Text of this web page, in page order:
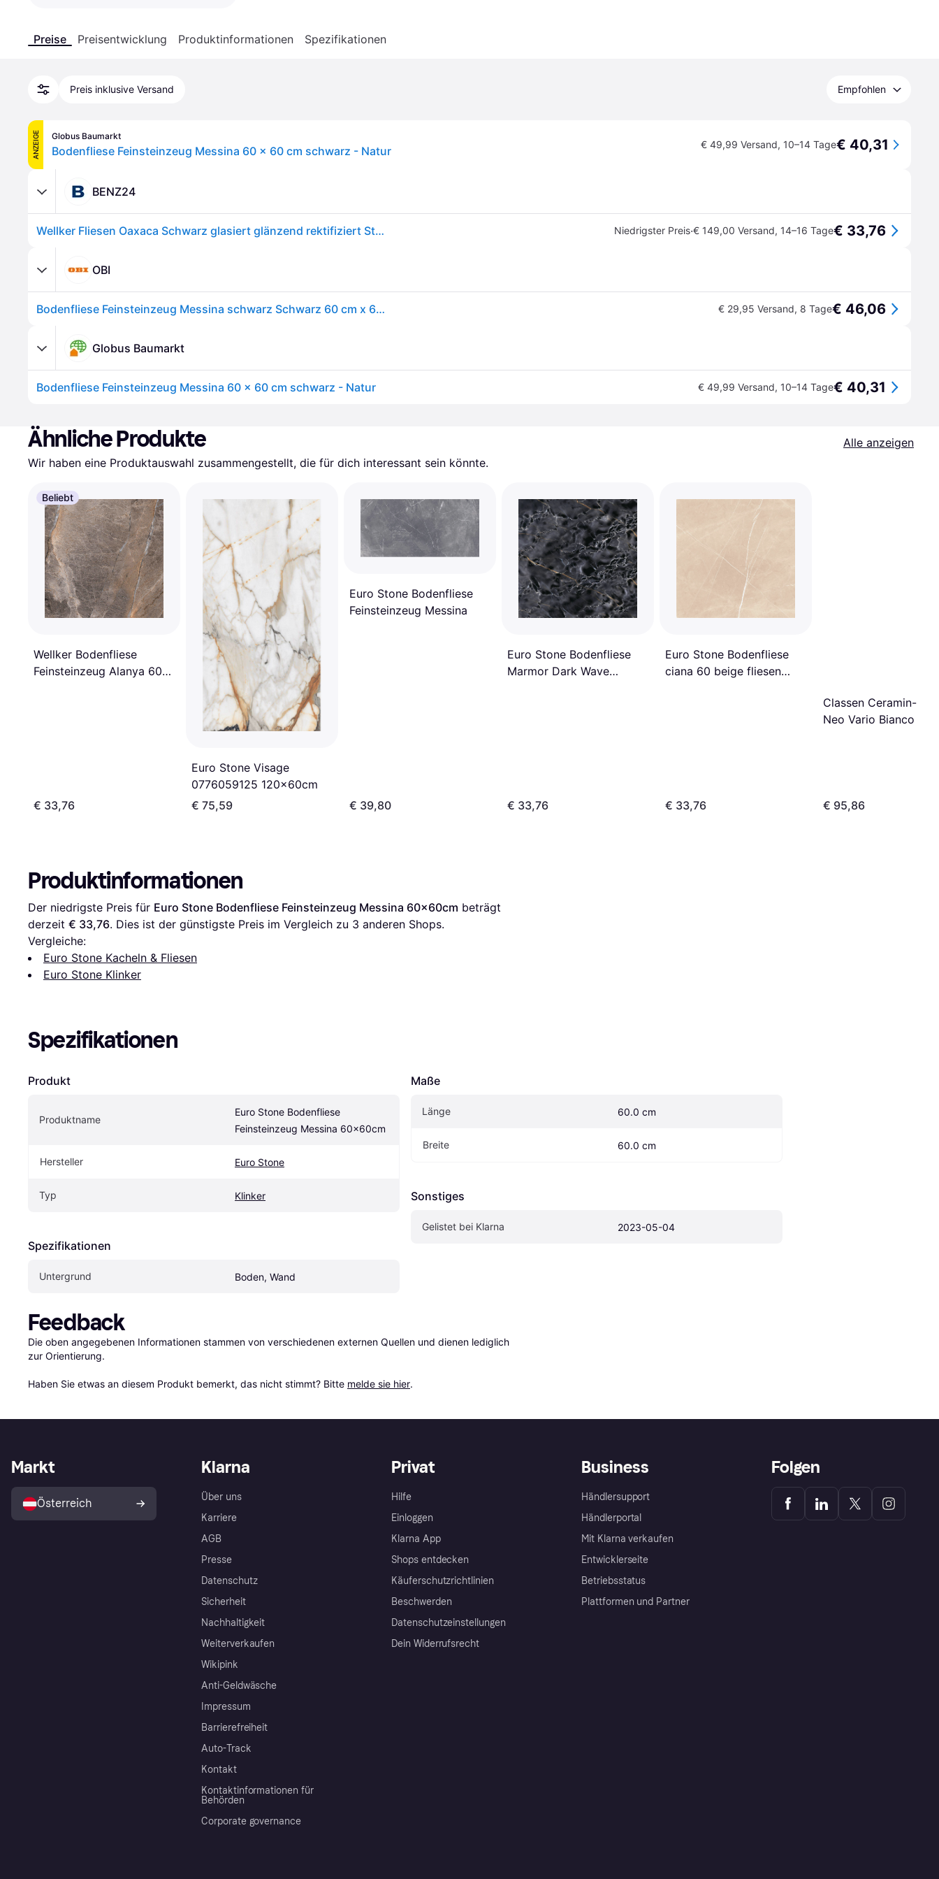
Preise Preisentwicklung Produktinformationen Spezifikationen
Preis inklusive Versand Empfohlen
ANZEIGE Globus Baumarkt
Bodenfliese Feinsteinzeug Messina 60 x 60 cm schwarz - Natur € 49,99 Versand, 10–14 Tage€ 40,31
BENZ24
Wellker Fliesen Oaxaca Schwarz glasiert glänzend rektifiziert Stärke 9 mm, 60x60 cm, 1 Pack - schwarz Niedrigster Preis·€ 149,00 Versand, 14–16 Tage€ 33,76
OBI
Bodenfliese Feinsteinzeug Messina schwarz Schwarz 60 cm x 60 cm € 29,95 Versand, 8 Tage€ 46,06
Globus Baumarkt
Bodenfliese Feinsteinzeug Messina 60 x 60 cm schwarz - Natur € 49,99 Versand, 10–14 Tage€ 40,31
Ähnliche Produkte
Alle anzeigen
Wir haben eine Produktauswahl zusammengestellt, die für dich interessant sein könnte.
Beliebt
Wellker Bodenfliese
Feinsteinzeug Alanya 60
€ 33,76
Euro Stone Visage
0776059125 120x60cm
€ 75,59
Euro Stone Bodenfliese
Feinsteinzeug Messina
€ 39,80
Euro Stone Bodenfliese
Marmor Dark Wave
€ 33,76
Euro Stone Bodenfliese
ciana 60 beige fliesen
€ 33,76
Classen Ceramin-
Neo Vario Bianco
€ 95,86
Produktinformationen
Der niedrigste Preis für Euro Stone Bodenfliese Feinsteinzeug Messina 60x60cm beträgt
derzeit € 33,76. Dies ist der günstigste Preis im Vergleich zu 3 anderen Shops.
Vergleiche:
Euro Stone Kacheln & Fliesen
Euro Stone Klinker
Spezifikationen
Produkt
Produktname
Euro Stone Bodenfliese
Feinsteinzeug Messina 60x60cm
Hersteller Euro Stone
Typ Klinker
Spezifikationen
Untergrund Boden, Wand
Maße
Länge 60.0 cm
Breite 60.0 cm
Sonstiges
Gelistet bei Klarna 2023-05-04
Feedback
Die oben angegebenen Informationen stammen von verschiedenen externen Quellen und dienen lediglich
zur Orientierung.
Haben Sie etwas an diesem Produkt bemerkt, das nicht stimmt? Bitte melde sie hier.
Klarna
Über uns
Karriere
AGB
Presse
Datenschutz
Sicherheit
Nachhaltigkeit
Weiterverkaufen
Wikipink
Anti-Geldwäsche
Impressum
Barrierefreiheit
Auto-Track
Kontakt
Kontaktinformationen für
Behörden
Corporate governance
Privat
Hilfe
Einloggen
Klarna App
Shops entdecken
Käuferschutzrichtlinien
Beschwerden
Datenschutzeinstellungen
Dein Widerrufsrecht
Business
Händlersupport
Händlerportal
Mit Klarna verkaufen
Entwicklerseite
Betriebsstatus
Plattformen und Partner
Markt
Österreich
Folgen